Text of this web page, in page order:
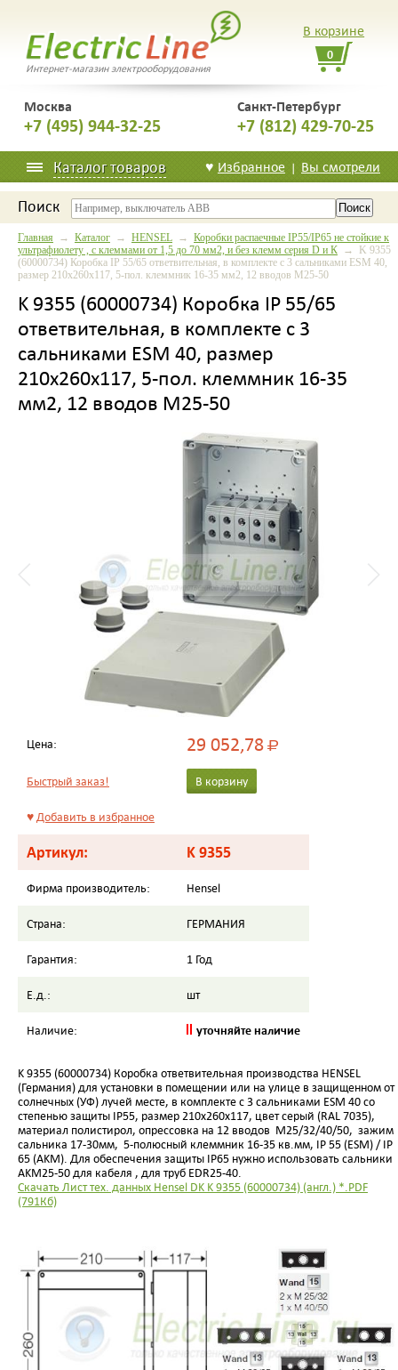
Интернет-магазин электрооборудования
Москва
+7 (495) 944-32-25
Санкт-Петербург
+7 (812) 429-70-25
В корзине
0
Каталог товаров ♥ Избранное | Вы смотрели
Поиск
Главная → Каталог → HENSEL → Коробки распаечные IP55/IP65 не стойкие к
ультрафиолету , с клеммами от 1,5 до 70 мм2, и без клемм серия D и К → K 9355
(60000734) Коробка IP 55/65 ответвительная, в комплекте с 3 сальниками ESM 40,
размер 210х260х117, 5-пол. клеммник 16-35 мм2, 12 вводов M25-50
K 9355 (60000734) Коробка IP 55/65
ответвительная, в комплекте с 3
сальниками ESM 40, размер
210х260х117, 5-пол. клеммник 16-35
мм2, 12 вводов M25-50
Цена: 29 052,78Р
Быстрый заказ! В корзину
♥Добавить в избранное
Артикул: K 9355
Фирма производитель: Hensel
Страна: ГЕРМАНИЯ
Гарантия: 1 Год
Е.д.: шт
Наличие: уточняйте наличие
K 9355 (60000734) Коробка ответвительная производства HENSEL
(Германия) для установки в помещении или на улице в защищенном от
солнечных (УФ) лучей месте, в комплекте с 3 сальниками ESM 40 со
степенью защиты IP55, размер 210х260х117, цвет серый (RAL 7035),
материал полистирол, опрессовка на 12 вводов M25/32/40/50, зажим
сальника 17-30мм, 5-полюсный клеммник 16-35 кв.мм, IP 55 (ESM) / IP
65 (AKM). Для обеспечения защиты IP65 нужно использовать сальники
AKM25-50 для кабеля , для труб EDR25-40.
Скачать Лист тех. данных Hensel DK K 9355 (60000734) (англ.) *.PDF
(791Кб)